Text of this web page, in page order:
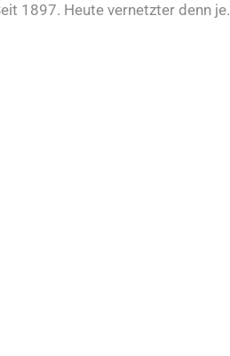
1897. Heute vernetzter denn je.